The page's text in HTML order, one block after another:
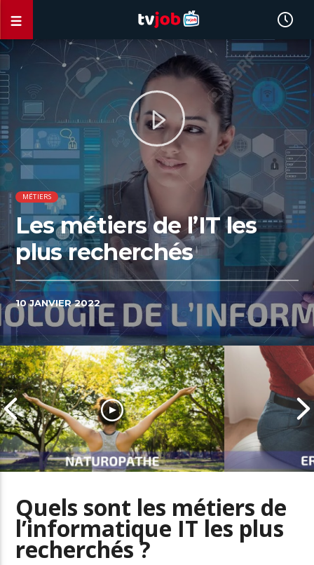
MÉTIERS
Les métiers de l’IT les
plus recherchés
10 JANVIER 2022
Naturopathe, un métier en fort
développement dans le secteur
de la santé
Quels sont les métiers de
l’informatique IT les plus
recherchés ?